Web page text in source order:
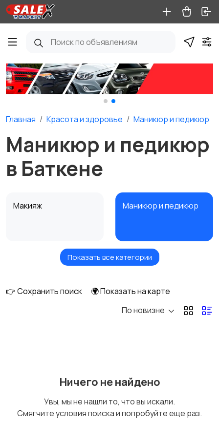
Главная Красота и здоровье Маникюр и педикюр
Маникюр и педикюр
в Баткене
Макияж Маникюр и педикюр
Товары для здоровья Парфюмерия
Уход за волосами
Показать все категории
👉 Сохранить поиск
🌍 Показать на карте
По новизне
Ничего не найдено
Увы, мы не нашли то, что вы искали.
Смягчите условия поиска и попробуйте еще раз.